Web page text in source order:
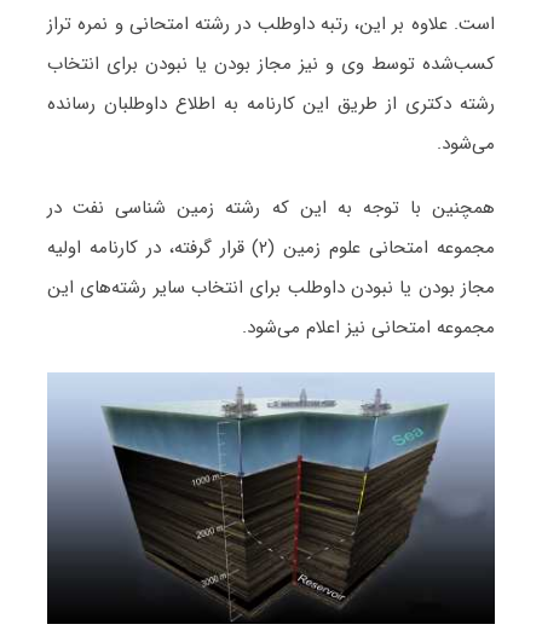
است. علاوه بر این، رتبه داوطلب در رشته امتحانی و نمره تراز
کسب‌شده توسط وی و نیز مجاز بودن یا نبودن برای انتخاب
رشته دکتری از طریق این کارنامه به اطلاع داوطلبان رسانده
می‌شود.
همچنین با توجه به این که رشته زمین ‌شناسی نفت در
مجموعه امتحانی علوم زمین (۲) قرار گرفته، در کارنامه اولیه
مجاز بودن یا نبودن داوطلب برای انتخاب سایر رشته‌های این
مجموعه امتحانی نیز اعلام می‌شود.